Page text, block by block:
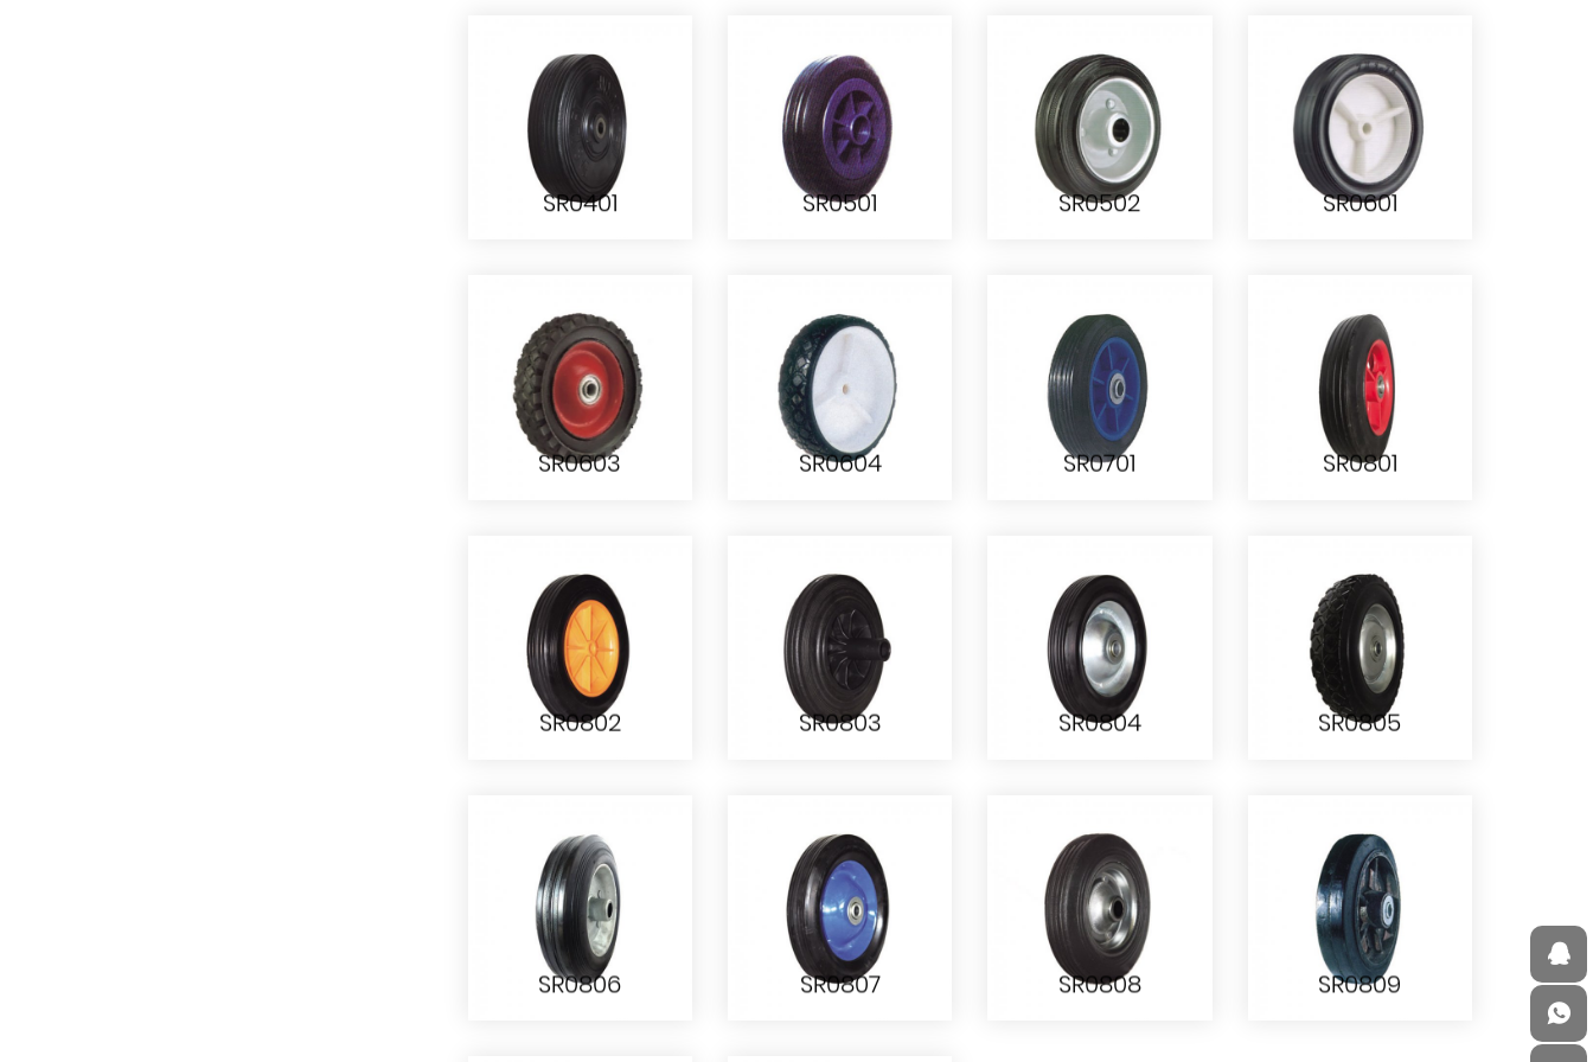
SR0401
SR0401
SR0501
SR0501
SR0502
SR0502
SR0601
SR0601
SR0603
SR0603
SR0604
SR0604
SR0701
SR0701
SR0801
SR0801
SR0802
SR0802
SR0803
SR0803
SR0804
SR0804
SR0805
SR0805
SR0806 SR0807 SR0808 SR0809